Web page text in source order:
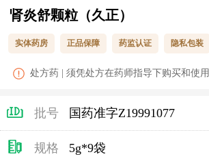
肾炎舒颗粒（久正）
实体药房 正品保障 药监认证 隐私包装
处方药 | 须凭处方在药师指导下购买和使用
批号 国药准字Z19991077
规格 5g*9袋